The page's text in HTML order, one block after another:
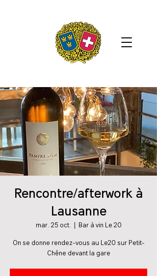
Rencontre/afterwork à
Lausanne
mar. 25 oct. Bar à vin Le 20
On se donne rendez-vous au Le20 sur Petit-
Chêne devant la gare